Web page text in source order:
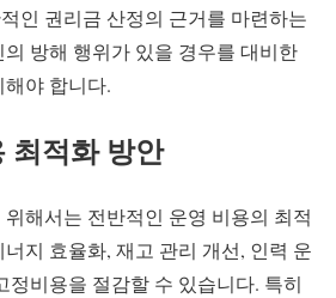
인 권리금 산정의 근거를 마련하는
방해 행위가 있을 경우를 대비한
야 합니다.
최적화 방안
해서는 전반적인 운영 비용의 최적
지 효율화, 재고 관리 개선, 인력 운
정비용을 절감할 수 있습니다. 특히